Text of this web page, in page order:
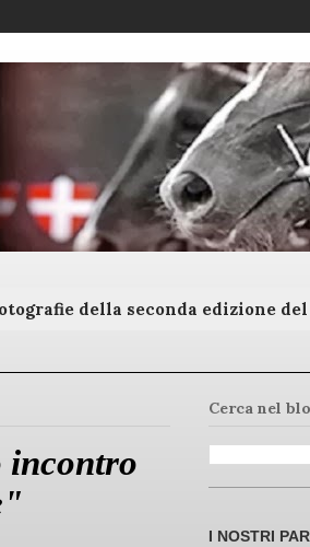
della seconda edizione
incontro
Cerca nel
I NOSTRI